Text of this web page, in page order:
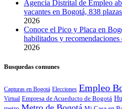
Agencia Distrital de Empleo
vacantes en Bogotá, 838
2026
Conoce el Pico y Placa en
habilitados y recomendaciones
2026
Busquedas comunes
Capturas en Bogotá Elecciones Empleo
Virtual Empresa de Acueducto de Bogotá